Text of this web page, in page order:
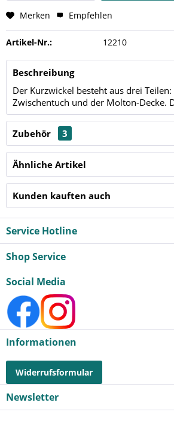
Merken Empfehlen
Artikel-Nr.: 12210
Beschreibung
Der Kurzwickel besteht aus drei
Zwischentuch und der Molton-Decke.
Zubehör 3
Ähnliche Artikel
Kunden kauften auch
Service Hotline
Shop Service
Social Media
Informationen
Widerrufsformular
Newsletter